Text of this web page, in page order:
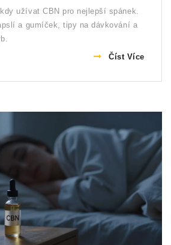
užívat CBN pro nejlepší spánek.
a gumíček, tipy na dávkování a
Číst Více